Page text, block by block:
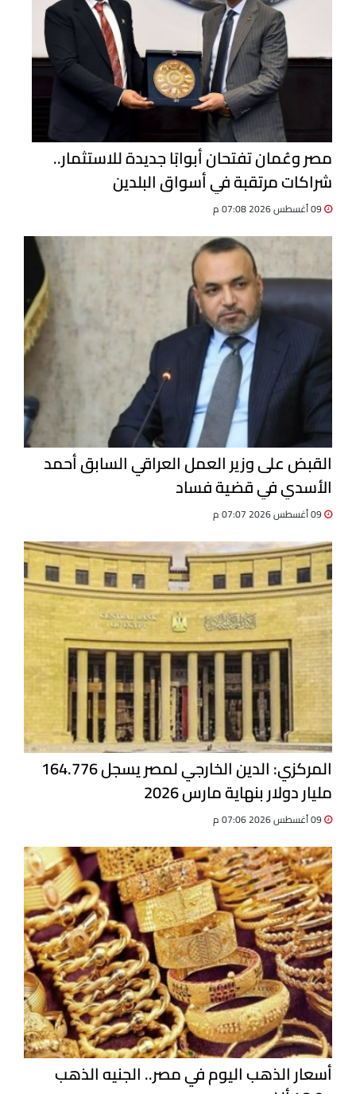
مصر وعُمان تفتحان أبوابًا جديدة للاستثمار..
شراكات مرتقبة في أسواق البلدين
القبض على وزير العمل العراقي السابق أحمد
الأسدي في قضية فساد
المركزي: الدين الخارجي لمصر يسجل 164.776
مليار دولار بنهاية مارس 2026
أسعار الذهب اليوم في مصر.. الجنيه الذهب